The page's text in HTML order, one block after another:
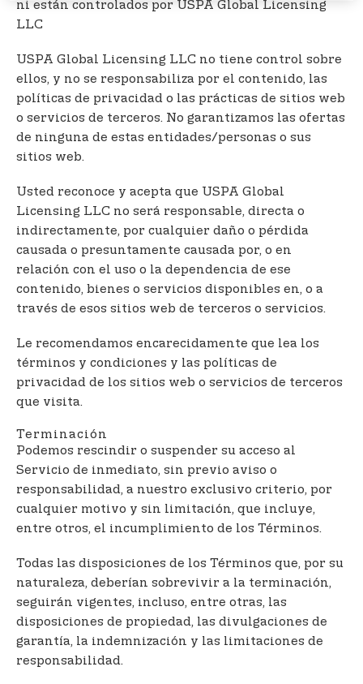
ni están controlados por USPA Global Licensing
LLC
USPA Global Licensing LLC no tiene control sobre
ellos, y no se responsabiliza por el contenido, las
políticas de privacidad o las prácticas de sitios web
o servicios de terceros. No garantizamos las ofertas
de ninguna de estas entidades/personas o sus
sitios web.
Usted reconoce y acepta que USPA Global
Licensing LLC no será responsable, directa o
indirectamente, por cualquier daño o pérdida
causada o presuntamente causada por, o en
relación con el uso o la dependencia de ese
contenido, bienes o servicios disponibles en, o a
través de esos sitios web de terceros o servicios.
Le recomendamos encarecidamente que lea los
términos y condiciones y las políticas de
privacidad de los sitios web o servicios de terceros
que visita.
Terminación
Podemos rescindir o suspender su acceso al
Servicio de inmediato, sin previo aviso o
responsabilidad, a nuestro exclusivo criterio, por
cualquier motivo y sin limitación, que incluye,
entre otros, el incumplimiento de los Términos.
Todas las disposiciones de los Términos que, por su
naturaleza, deberían sobrevivir a la terminación,
seguirán vigentes, incluso, entre otras, las
disposiciones de propiedad, las divulgaciones de
garantía, la indemnización y las limitaciones de
responsabilidad.